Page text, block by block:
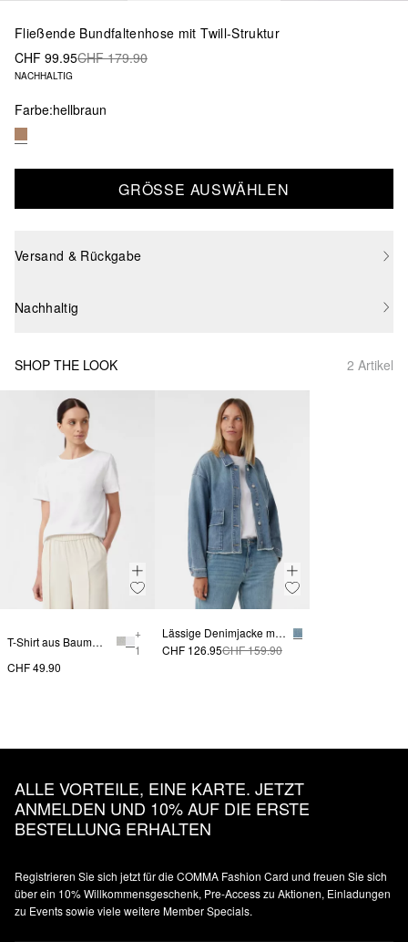
Fließende Bundfaltenhose mit Twill-Struktur
CHF 99.95CHF 179.90
NACHHALTIG
Farbe:hellbraun
GRÖSSE AUSWÄHLEN
Versand & Rückgabe
Nachhaltig
SHOP THE LOOK 2 Artikel
T-Shirt aus Baumwolle
+
1
CHF 49.90
Lässige Denimjacke mit Pattentaschen
CHF 126.95CHF 159.90
ALLE VORTEILE, EINE KARTE. JETZT
ANMELDEN UND 10% AUF DIE ERSTE
BESTELLUNG ERHALTEN
Registrieren Sie sich jetzt für die COMMA Fashion Card und freuen Sie sich
über ein 10% Willkommensgeschenk, Pre-Access zu Aktionen, Einladungen
zu Events sowie viele weitere Member Specials.